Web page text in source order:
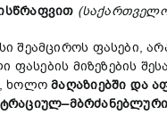
(
ფასები,
ფასების მიზეზების
ხოლომაღაზიებში და
–მბრძანებლური